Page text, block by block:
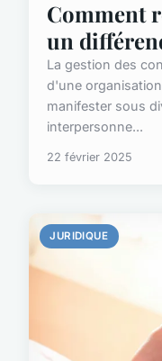
Comment
un
La gestion des
d'une
manifester sous
interpersonne...
22 février 2025
JURIDIQUE